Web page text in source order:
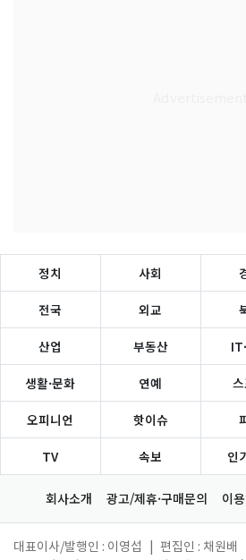
정치 사회
전국 외교
산업 부동산
생활·문화 연예
오피니언 핫이슈
TV 속보 인
회사소개 광고/제휴·구매문의 이
대표이사/발행인 : 이영섭 편집인 : 채원배